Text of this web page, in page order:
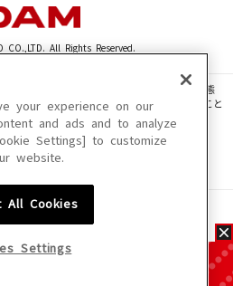
CO.,LTD. All Rights Reserved.
章・画像・写真・動画・音声等を、手段や形態
えて無断で複製、転載、ファイル化などすること
利用いただけない場合があります。
容が変更になる場合があります。
your experience on our
and ads and to analyze
Settings] to customize
website.
All Cookies
Settings